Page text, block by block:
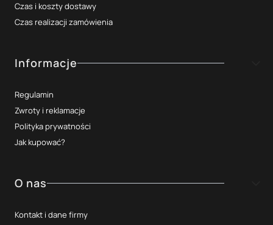
Czas i koszty dostawy
Czas realizacji zamówienia
Informacje
Regulamin
Zwroty i reklamacje
Polityka prywatności
Jak kupować?
O nas
Kontakt i dane firmy